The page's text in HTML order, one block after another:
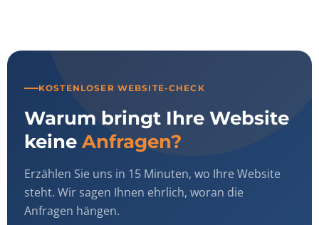
KOSTENLOSER WEBSITE-CHECK
Warum bringt Ihre Website
keine Anfragen?
Erzählen Sie uns in 15 Minuten, wo Ihre Website
steht. Wir sagen Ihnen ehrlich, woran die
Anfragen hängen.